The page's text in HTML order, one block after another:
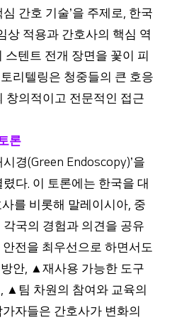
간호 기술’을 주제로, 한국
상 적용과 간호사의 핵심 역
스텐트 전개 장면을 꽃이 피
리텔링은 청중들의 큰 호응
창의적이고 전문적인 접근
론
시경(Green Endoscopy)’을
렸다. 이 토론에는 한국을 대
를 비롯해 말레이시아, 중
국의 경험과 의견을 공유
안전을 최우선으로 하면서도
안, ▲재사용 가능한 도구
, ▲ 팀 차원의 참여와 교육의
가자들은 간호사가 변화의